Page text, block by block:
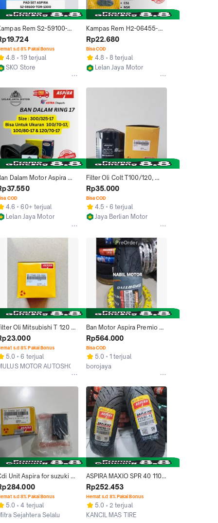
Rem S2-59100-
1300 Aspira Original
Rem
SATRIA FU
SATRIA 120
s.d 8% Pakai Bonus
4.8
19 terjual
SKO Store
Kampas Rem H2-06455-
KEV-1210 Aspira Original
Cakram Pad Set Depan Kev
Untuk Karisma Revo
MegaPro Mega Pro Supra
Fit X 125 Tiger CS1 NSR
Shogun 125 Smash New
Rp22.680
Bisa COD
4.8
8 terjual
Lelan Jaya Motor
Dalam Motor Aspira
17 300/325-17 Bisa
Ukuran 100/70-17,
80-17 & 120/70-17
COD
4.6
60+ terjual
Lelan Jaya Motor
Filter Oli Colt T100/120,
Lancer Ex/Bensin, L100 MI-
01445-T12-1800 ORI
ASPIRA
Rp35.000
Bisa COD
4.5
6 terjual
Jaya Berlian Motor
Oli Mitsubishi T 120
Minicab, Mazda Ford
Elantra, Accent Merk
MI-17440-12S-1800
s.d 8% Pakai Bonus
5.0
6 terjual
MOTOR AUTOSHOP
PreOrder
Ban Motor Aspira Premio
Sportivo 120/70-17 Front
Free Pentil Tubeless
Rp564.000
Bisa COD
5.0
1 terjual
borojaya
Unit Aspira for suzuki
Fu 150 -Cbu Thailand
120
s.d 8% Pakai Bonus
5.0
4 terjual
Sejahtera Selalu
ASPIRA MAXIO SPR 40 110
90 | 120 90 RING 12
TUBELESS UNTUK MOTOR
SCOOPY DONAT FREE
PENTIL
Rp252.453
Hemat s.d 8% Pakai Bonus
5.0
2 terjual
KANCIL MAS TIRE